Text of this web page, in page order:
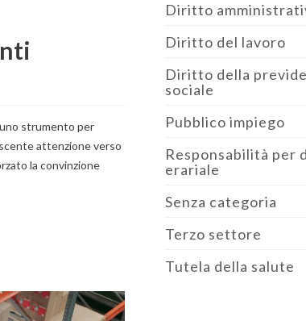
strumento per
attenzione verso
la convinzione
Diritto
Diritto del lavoro
Diritto della
sociale
Pubblico impiego
Responsabilità per
erariale
Senza categoria
Terzo settore
Tutela della salute